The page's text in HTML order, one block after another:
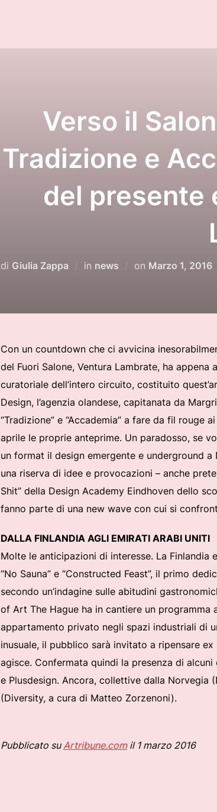
Verso il
Tradizione e
del presente
di Giulia Zappa in news on Pubblicato
Marzo 1, 2016
Con un countdown che ci avvicina
del Fuori Salone, Ventura Lambrate, ha
curatoriale dell’intero circuito, costituito
Design, l’agenzia olandese, capitanata da
“Tradizione” e “Accademia” a fare da fil rouge
aprile le proprie anteprime. Un paradosso, se
un format il design emergente e underground
una riserva di idee e provocazioni – anche
Shit” della Design Academy Eindhoven dello
fanno parte di una new wave con cui si
DALLA FINLANDIA AGLI EMIRATI ARABI UNITI
Molte le anticipazioni di interesse. La
“No Sauna” e “Constructed Feast”, il primo
secondo un’indagine sulle abitudini
of Art The Hague ha in cantiere un programma
appartamento privato negli spazi industriali di
inusuale, il pubblico sarà invitato a ripensare
agisce. Confermata quindi la presenza di
e Plusdesign. Ancora, collettive dalla Norvegia
(Diversity, a cura di Matteo Zorzenoni).
Pubblicato suArtribune.comil 1 marzo 2016